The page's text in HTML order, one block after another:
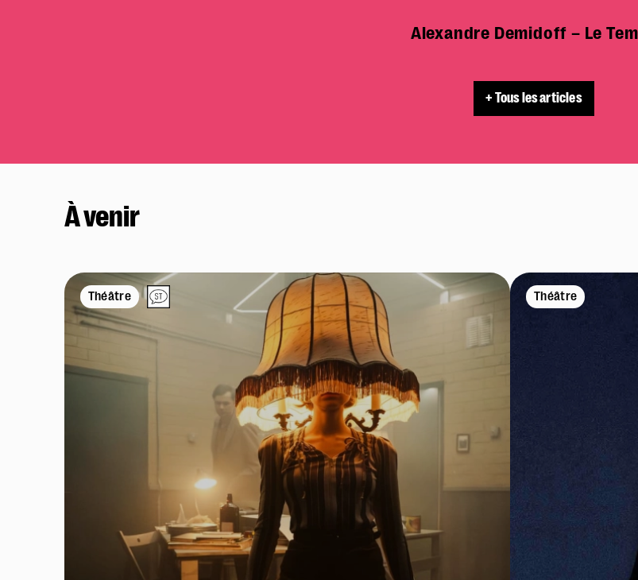
Alexandre Demidoff – Le
+ Tous les articles
À venir
Théâtre Théâtre